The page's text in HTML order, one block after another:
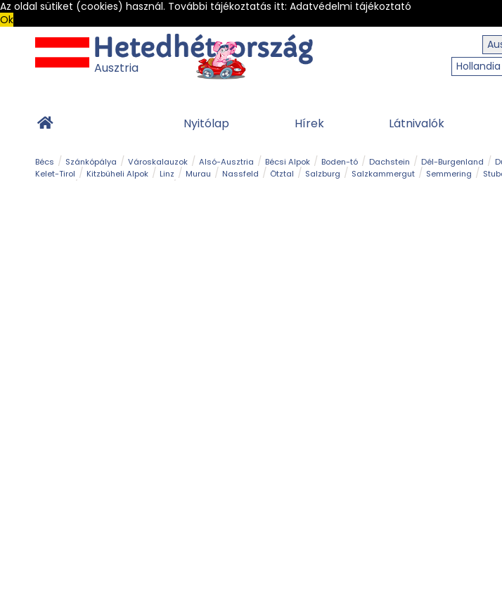
Az oldal sütiket (cookies) használ. További tájékoztatás itt: Adatvédelmi tájékoztató
Ok
Hollandia
Ausztria
Nyitólap Hírek Látnivalók
Bécs Szánkópálya Városkalauzok Alsó-Ausztria Bécsi Alpok Boden-tó Dachstein Dél-Burgenland
Kelet-Tirol
Kitzbüheli Alpok Linz Murau Nassfeld Ötztal Salzburg Salzkammergut Semmering